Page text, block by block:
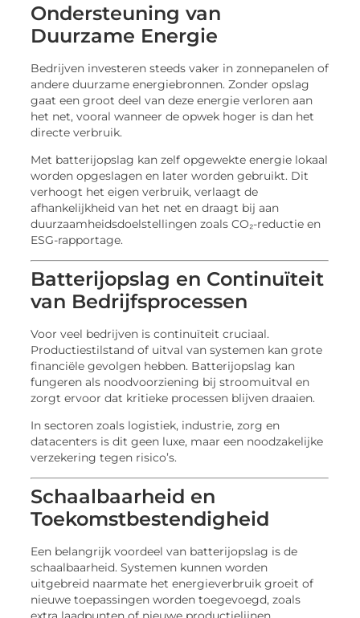
Ondersteuning van
Duurzame Energie
Bedrijven investeren steeds vaker in zonnepanelen of
andere duurzame energiebronnen. Zonder opslag
gaat een groot deel van deze energie verloren aan
het net, vooral wanneer de opwek hoger is dan het
directe verbruik.
Met batterijopslag kan zelf opgewekte energie lokaal
worden opgeslagen en later worden gebruikt. Dit
verhoogt het eigen verbruik, verlaagt de
afhankelijkheid van het net en draagt bij aan
duurzaamheidsdoelstellingen zoals CO₂-reductie en
ESG-rapportage.
Batterijopslag en Continuïteit
van Bedrijfsprocessen
Voor veel bedrijven is continuïteit cruciaal.
Productiestilstand of uitval van systemen kan grote
financiële gevolgen hebben. Batterijopslag kan
fungeren als noodvoorziening bij stroomuitval en
zorgt ervoor dat kritieke processen blijven draaien.
In sectoren zoals logistiek, industrie, zorg en
datacenters is dit geen luxe, maar een noodzakelijke
verzekering tegen risico’s.
Schaalbaarheid en
Toekomstbestendigheid
Een belangrijk voordeel van batterijopslag is de
schaalbaarheid. Systemen kunnen worden
uitgebreid naarmate het energieverbruik groeit of
nieuwe toepassingen worden toegevoegd, zoals
extra laadpunten of nieuwe productielijnen.